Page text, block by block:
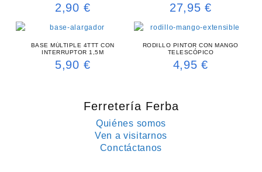
2,90 € 27,95€
BASE MÚLTIPLE 4TTT CON
INTERRUPTOR 1,5M
5,90 €
RODILLO PINTOR CON MANGO
TELESCÓPICO
4,95€
Ferretería Ferba
Quiénes somos
Ven a visitarnos
Conctáctanos